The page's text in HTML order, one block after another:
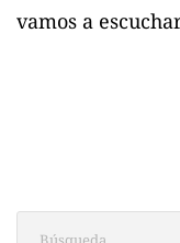
vamos a